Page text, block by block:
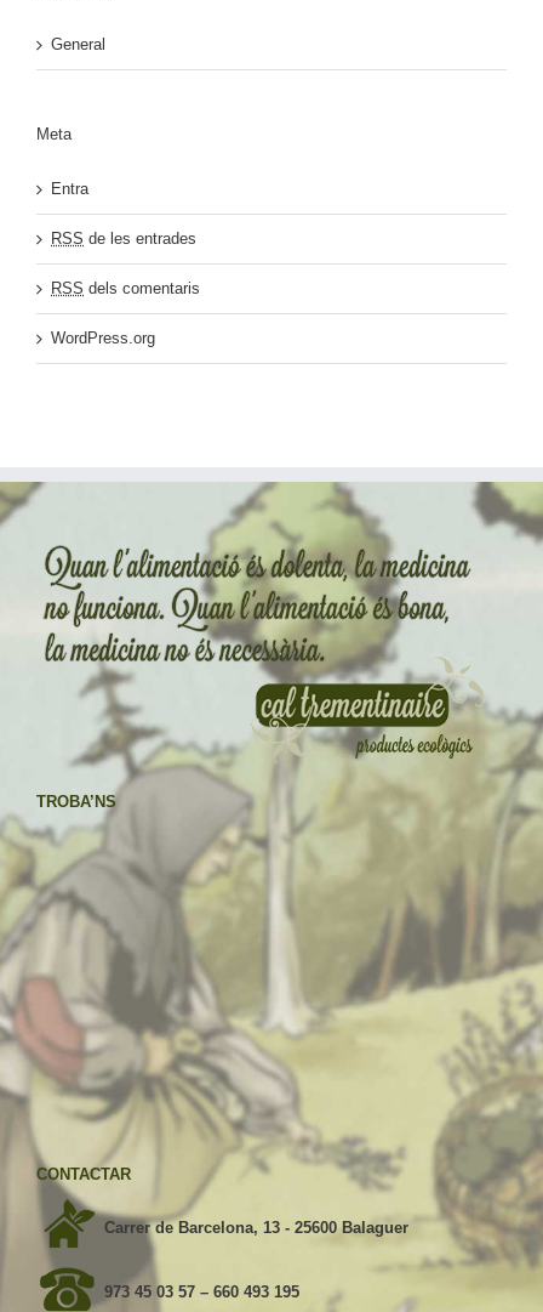
General
Meta
Entra
RSS de les entrades
RSS dels comentaris
WordPress.org
TROBA’NS
CONTACTAR
Carrer de Barcelona, 13 - 25600 Balaguer
973 45 03 57– 660 493 195